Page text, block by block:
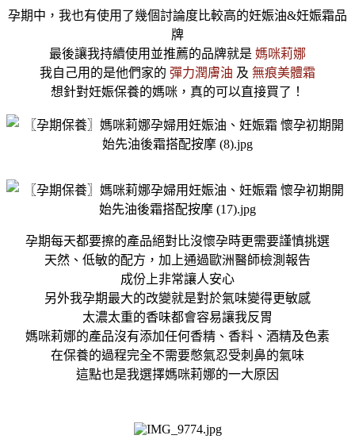
孕期中，我也有使用了幾個討論度比較高的妊娠油&妊娠霜品
牌
最後讓我持續使用並推薦的品牌就是 媽咪莉娜
我自己用的是他們家的 彈力潤膚油 及 無痕美體霜
想針對妊娠保養的媽咪，真的可以直接買了！
孕期每天都要擦的產品絕對比沒懷孕時更需要謹慎挑選
天然、低敏的配方，加上通過歐洲醫師檢測報告
成份上非常讓人安心
另外我孕期最大的改變就是對於氣味變得更敏感
太濃太重的香味都會容易讓我反胃
媽咪莉娜的產品沒有添加任何香精、香料、酒精及色素
在保養的過程完全不需要憋氣忍受刺鼻的氣味
這點也是我選擇媽咪莉娜的一大原因